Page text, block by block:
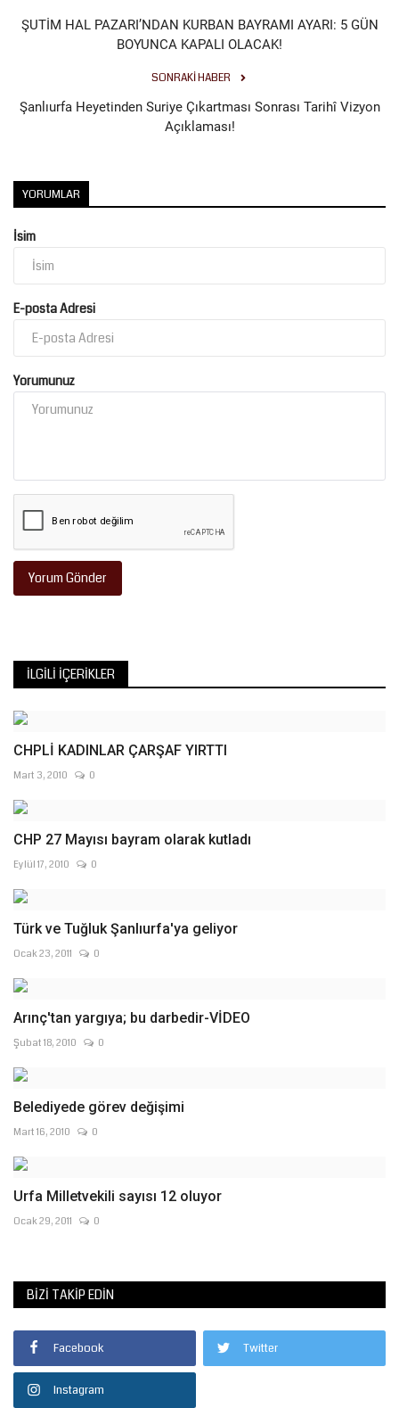
ŞUTİM HAL PAZARI’NDAN KURBAN BAYRAMI AYARI: 5 GÜN
BOYUNCA KAPALI OLACAK!
SONRAKI HABER
Şanlıurfa Heyetinden Suriye Çıkartması Sonrası Tarihî Vizyon
Açıklaması!
YORUMLAR
İsim
E-posta Adresi
Yorumunuz
Yorum Gönder
İLGILI İÇERIKLER
CHPLİ KADINLAR ÇARŞAF YIRTTI
Mart 3, 2010 0
CHP 27 Mayısı bayram olarak kutladı
Eylül 17, 2010 0
Türk ve Tuğluk Şanlıurfa'ya geliyor
Ocak 23, 2011 0
Arınç'tan yargıya; bu darbedir-VİDEO
Şubat 18, 2010 0
Belediyede görev değişimi
Mart 16, 2010 0
Urfa Milletvekili sayısı 12 oluyor
Ocak 29, 2011 0
BIZI TAKIP EDIN
Facebook Twitter
Instagram